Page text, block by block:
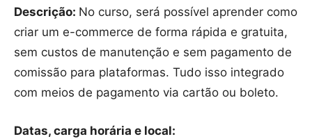
Descrição: No curso, será possível aprender como
criar um e-commerce de forma rápida e gratuita,
sem custos de manutenção e sem pagamento de
comissão para plataformas. Tudo isso integrado
com meios de pagamento via cartão ou boleto.
Datas, carga horária e local: